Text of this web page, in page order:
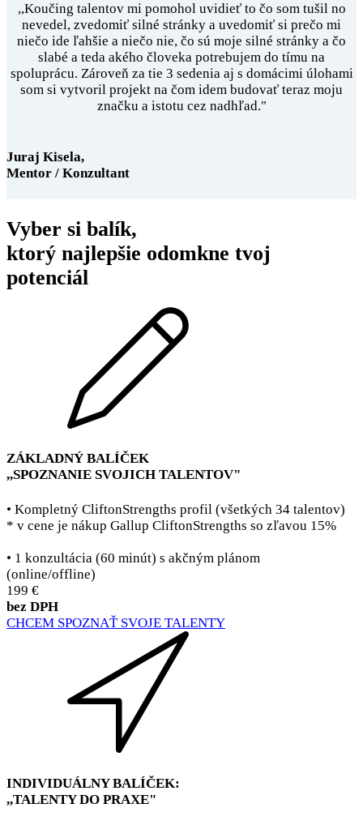
,,Koučing talentov mi pomohol uvidieť to čo som tušil no
nevedel, zvedomiť silné stránky a uvedomiť si prečo mi
niečo ide ľahšie a niečo nie, čo sú moje silné stránky a čo
slabé a teda akého človeka potrebujem do tímu na
spoluprácu. Zároveň za tie 3 sedenia aj s domácimi úlohami
som si vytvoril projekt na čom idem budovať teraz moju
značku a istotu cez nadhľad."
Juraj Kisela,
Mentor / Konzultant
Vyber si balík,
ktorý najlepšie odomkne tvoj
potenciál
ZÁKLADNÝ BALÍČEK
,,SPOZNANIE SVOJICH TALENTOV"
• Kompletný CliftonStrengths profil (všetkých 34 talentov)
* v cene je nákup Gallup CliftonStrengths so zľavou 15%
• 1 konzultácia (60 minút) s akčným plánom
(online/offline)
199 €
bez DPH
CHCEM SPOZNAŤ SVOJE TALENTY
INDIVIDUÁLNY BALÍČEK:
,,TALENTY DO PRAXE"